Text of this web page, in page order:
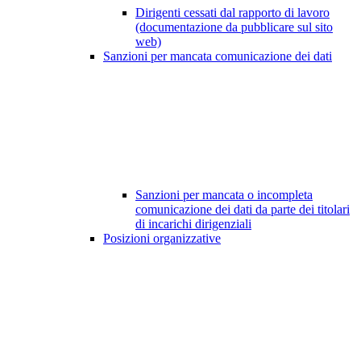
Dirigenti cessati dal rapporto di lavoro
(documentazione da pubblicare sul sito
web)
Sanzioni per mancata comunicazione dei dati
Sanzioni per mancata o incompleta
comunicazione dei dati da parte dei titolari
di incarichi dirigenziali
Posizioni organizzative